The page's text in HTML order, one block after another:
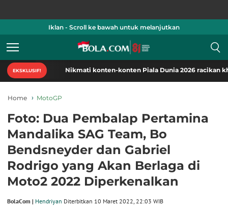
Iklan - Scroll ke bawah untuk melanjutkan
EKSKLUSIF! Nikmati konten-konten Piala Dunia 2026 racikan khas
Home MotoGP
Foto: Dua Pembalap Pertamina
Mandalika SAG Team, Bo
Bendsneyder dan Gabriel
Rodrigo yang Akan Berlaga di
Moto2 2022 Diperkenalkan
BolaCom | Hendriyan Diterbitkan 10 Maret 2022, 22:03 WIB